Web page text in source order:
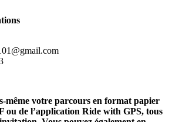
même votre parcours en format papier
de l’application Ride with GPS, tous